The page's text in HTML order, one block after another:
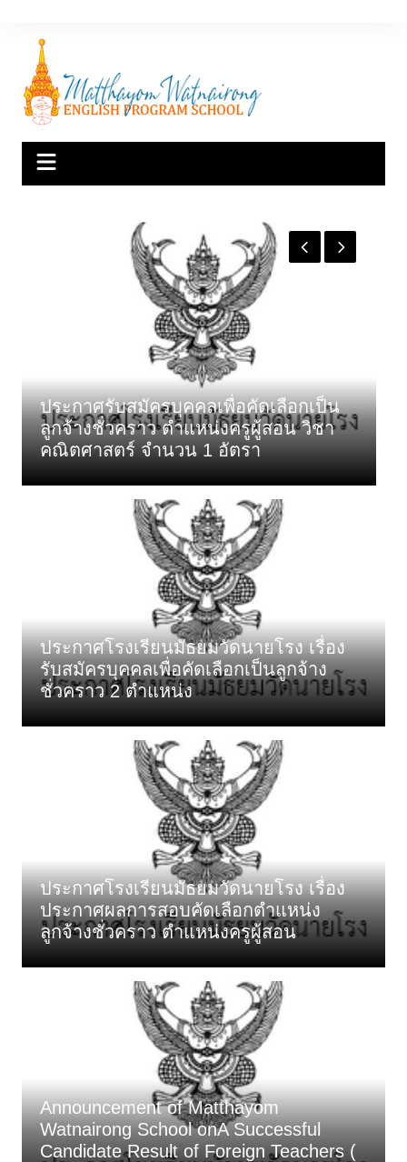
content
ประกาศรับสมัครบุคคลเพื่อคัดเลือกเป็น
ลูกจ้างชั่วคราว ตำแหน่งครูผู้สอน วิชา
คณิตศาสตร์ จำนวน 1 อัตรา
ประกาศโรงเรียนมัธยมวัดนายโรง เรื่อง
รับสมัครบุคคลเพื่อคัดเลือกเป็นลูกจ้าง
ชั่วคราว 2 ตำแหน่ง
ประกาศโรงเรียนมัธยมวัดนายโรง เรื่อง
ประกาศผลการสอบคัดเลือกตำแหน่ง
ลูกจ้างชั่วคราว ตำแหน่งครูผู้สอน
Announcement of Matthayom
Watnairong School onA Successful
Candidate Result of Foreign Teachers (